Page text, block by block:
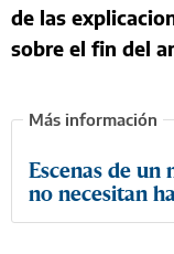
de las
sobre el fin del
Escenas de
no necesitan